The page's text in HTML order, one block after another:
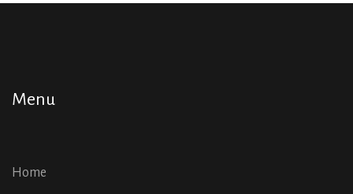
Menu
Home